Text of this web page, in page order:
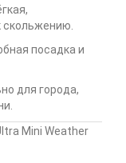
скольжению.
посадка и
для города,
Mini Weather